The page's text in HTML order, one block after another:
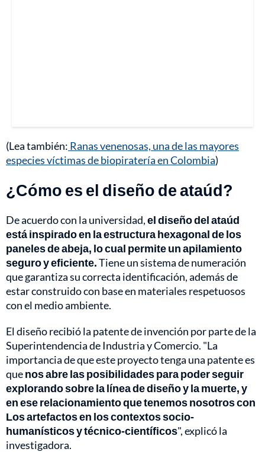
(Lea también: Ranas venenosas, una de las mayores
especies víctimas de biopiratería en Colombia)
¿Cómo es el diseño de ataúd?
De acuerdo con la universidad,el diseño del ataúd
está inspirado en la estructura hexagonal de los
paneles de abeja, lo cual permite un apilamiento
seguro y eficiente.Tiene un sistema de numeración
que garantiza su correcta identificación, además de
estar construido con base en materiales respetuosos
con el medio ambiente.
El diseño recibió la patente de invención por parte de la
Superintendencia de Industria y Comercio. "La
importancia de que este proyecto tenga una patente es
quenos abre las posibilidades para poder seguir
explorando sobre la línea de diseño y la muerte, y
en ese relacionamiento que tenemos nosotros con
Los artefactos en los contextos socio-
humanísticos y técnico-científicos", explicó la
investigadora.